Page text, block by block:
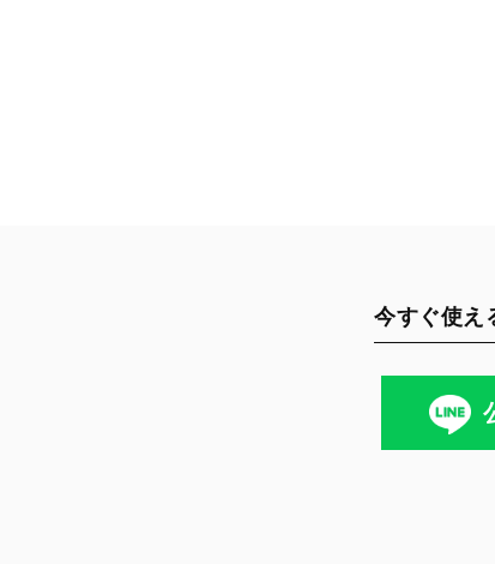
今すぐ使え